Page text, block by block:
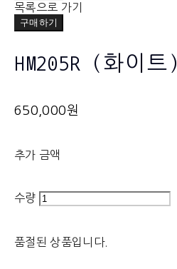
목록으로 가기
구매하기
HM205R (화이트)
650,000원
추가 금액
수량
품절된 상품입니다.